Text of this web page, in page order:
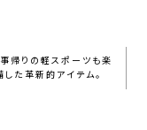
帰りの軽スポーツも楽
た革新的アイテム。